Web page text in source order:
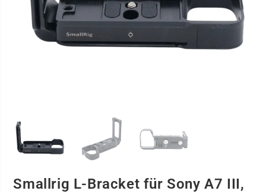
Smallrig L-Bracket für Sony A7 III,